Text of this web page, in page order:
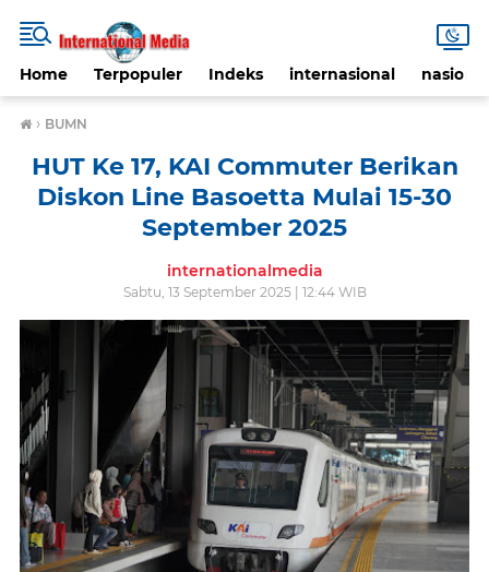
Home Terpopuler Indeks internasional nasional
› BUMN
HUT Ke 17, KAI Commuter Berikan
Diskon Line Basoetta Mulai 15-30
September 2025
internationalmedia
Sabtu, 13 September 2025 | 12:44 WIB